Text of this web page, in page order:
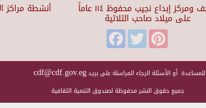
أنشطة مراكز متحف ومركز إبداع نجيب محفوظ ١١٤ عاماً
على ميلاد صاحب الثلاثية
FacebookTwitter
للمساعدة أو الأسئلة الرجاء المراسلة على بريدcdf@cdf.gov.eg
جميع حقوق النشر محفوظة لصندوق التنمية الثقافية